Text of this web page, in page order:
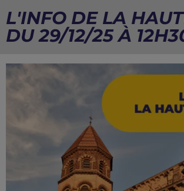
L'INFO DE LA
DU 29/12/25 À